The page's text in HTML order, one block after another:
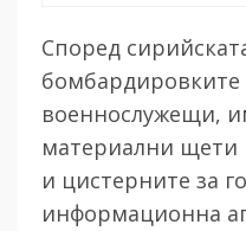
Според
бомбардировките
военнослужещи,
материални щети
и цистерните за
информационна